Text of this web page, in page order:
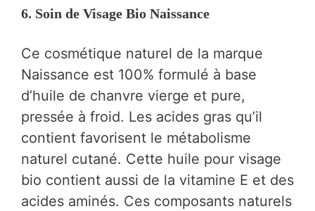
6. Soin de Visage Bio Naissance
Ce cosmétique naturel de la marque
Naissance est 100% formulé à base
d’huile de chanvre vierge et pure,
pressée à froid. Les acides gras qu’il
contient favorisent le métabolisme
naturel cutané. Cette huile pour visage
bio contient aussi de la vitamine E et des
acides aminés. Ces composants naturels